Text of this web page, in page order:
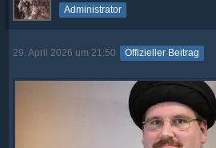
Administrator
29. April 2026 um 21:50 Offizieller Beitrag